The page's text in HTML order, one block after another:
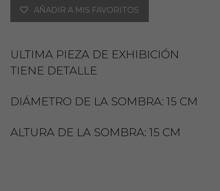
AÑADIR A MIS FAVORITOS
ULTIMA PIEZA DE EXHIBICIÓN
TIENE DETALLE
DIÁMETRO DE LA SOMBRA: 15 CM
ALTURA DE LA SOMBRA: 15 CM